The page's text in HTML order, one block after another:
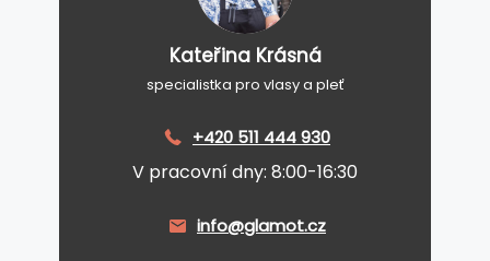
Kateřina Krásná
specialistka pro vlasy a pleť
+420 511 444 930
V pracovní dny: 8:00-16:30
info@glamot.cz